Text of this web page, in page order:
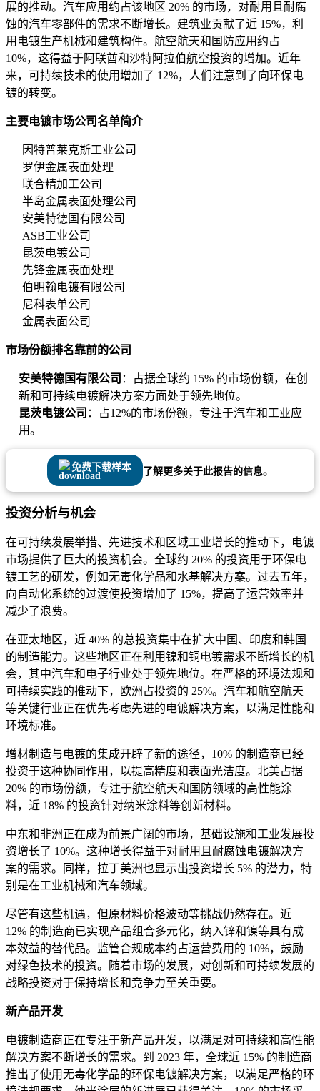
展的推动。汽车应用约占该地区 20% 的市场，对耐用且耐腐
蚀的汽车零部件的需求不断增长。建筑业贡献了近 15%，利
用电镀生产机械和建筑构件。航空航天和国防应用约占
10%，这得益于阿联酋和沙特阿拉伯航空投资的增加。近年
来，可持续技术的使用增加了 12%，人们注意到了向环保电
镀的转变。
主要电镀市场公司名单简介
因特普莱克斯工业公司
罗伊金属表面处理
联合精加工公司
半岛金属表面处理公司
安美特德国有限公司
ASB工业公司
昆茨电镀公司
先锋金属表面处理
伯明翰电镀有限公司
尼科表单公司
金属表面公司
市场份额排名靠前的公司
安美特德国有限公司 ：占据全球约 15% 的市场份额，在创
新和可持续电镀解决方案方面处于领先地位。
昆茨电镀公司 ：占12%的市场份额，专注于汽车和工业应
用。
免费下载样本 了解更多关于此报告的信息。
投资分析与机会
在可持续发展举措、先进技术和区域工业增长的推动下，电镀
市场提供了巨大的投资机会。全球约 20% 的投资用于环保电
镀工艺的研发，例如无毒化学品和水基解决方案。过去五年，
向自动化系统的过渡使投资增加了 15%，提高了运营效率并
减少了浪费。
在亚太地区，近 40% 的总投资集中在扩大中国、印度和韩国
的制造能力。这些地区正在利用镍和铜电镀需求不断增长的机
会，其中汽车和电子行业处于领先地位。在严格的环境法规和
可持续实践的推动下，欧洲占投资的 25%。汽车和航空航天
等关键行业正在优先考虑先进的电镀解决方案，以满足性能和
环境标准。
增材制造与电镀的集成开辟了新的途径，10% 的制造商已经
投资于这种协同作用，以提高精度和表面光洁度。北美占据
20% 的市场份额，专注于航空航天和国防领域的高性能涂
料，近 18% 的投资针对纳米涂料等创新材料。
中东和非洲正在成为前景广阔的市场，基础设施和工业发展投
资增长了 10%。这种增长得益于对耐用且耐腐蚀电镀解决方
案的需求。同样，拉丁美洲也显示出投资增长 5% 的潜力，特
别是在工业机械和汽车领域。
尽管有这些机遇，但原材料价格波动等挑战仍然存在。近
12% 的制造商已实现产品组合多元化，纳入锌和镍等具有成
本效益的替代品。监管合规成本约占运营费用的 10%，鼓励
对绿色技术的投资。随着市场的发展，对创新和可持续发展的
战略投资对于保持增长和竞争力至关重要。
新产品开发
电镀制造商正在专注于新产品开发，以满足对可持续和高性能
解决方案不断增长的需求。到 2023 年，全球近 15% 的制造商
推出了使用无毒化学品的环保电镀解决方案，以满足严格的环